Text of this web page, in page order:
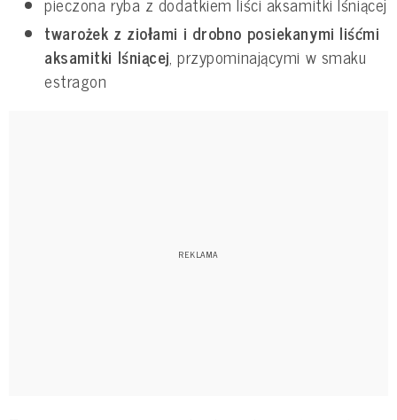
twarożek z ziołami i drobno posiekanymi liśćmi
aksamitki lśniącej, przypominającymi w smaku
estragon